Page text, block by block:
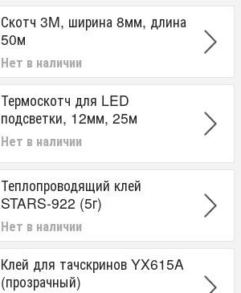
Скотч 3M, ширина 8мм, длина
50м
Нет в наличии
Термоскотч для LED
подсветки, 12мм, 25м
Нет в наличии
Теплопроводящий клей
STARS-922 (5г)
Нет в наличии
Клей для тачскринов YX615A
(прозрачный)